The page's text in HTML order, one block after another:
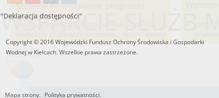
WSPARCIE SŁUŻB
"Deklaracja dostępności"
Copyright © 2016 Wojewódzki Fundusz Ochrony Środowiska i Gospodarki
Wodnej w Kielcach. Wszelkie prawa zastrzeżone.
Mapa strony. Polityka prywatności.